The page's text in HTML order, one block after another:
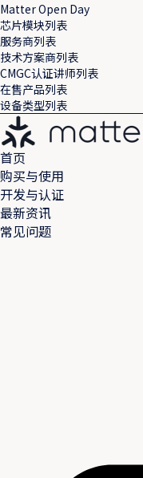
Matter Open Day
芯片模块列表
服务商列表
技术方案商列表
CMGC认证讲师列表
在售产品列表
设备类型列表
首页
购买与使用
开发与认证
最新资讯
常见问题